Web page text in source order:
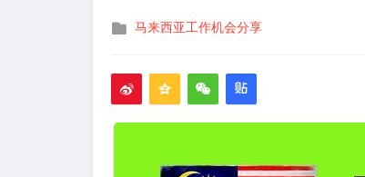
发
马来西亚工作机会分享